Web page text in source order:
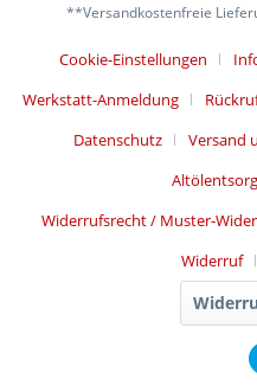
**Versandkostenfreie
Cookie-Einstellungen
Werkstatt-Anmeldung
Datenschutz
Versand
Widerrufsrecht / Muster-
Widerruf